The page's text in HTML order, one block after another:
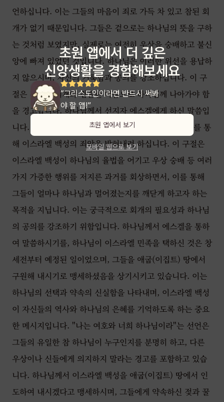
초원 앱에서 더 깊은
신앙생활을 경험해보세요
“그리스도인이라면 반드시 써봐
야 할 앱!”
초원 앱에서 보기
모바일 웹으로 보기
언하십니다. 이는 그들의 마음이 죄로 가득 차 있고 참된 회
개가 없기 때문입니다. 그들은 겉으로는 하나님의 뜻을 구하
는 것처럼 보였지만, 실제로는 여전히 우상을 숭배하고 불신
앙에 빠져 있었던 것입니다. 하나님은 이러한 위선을 용납하
지 않으시며, 자신의 거룩함과 공의를 강조하십니다. 이 구
절은 진정한 회개와 겸손한 마음으로 하나님께 나아가야 함
을 경고합니다. 하나님께서 선지자 에스겔에게 하신 말씀입
니다. 여기서 '인자'는 에스겔을 가리키며, 하나님이 그를 통
해 이스라엘 백성의 죄악을 밝혀내려 하십니다. 이 구절은
이스라엘 백성이 하나님의 율법을 어기고 우상 숭배 등 여러
가지 가증한 행위를 저지른 과거를 회상하면서, 이를 통해
그들이 얼마나 하나님과 멀어졌는지를 깨닫게 하고자 하는
목적을 지닙니다. 이는 궁극적으로 회개의 필요성과 하나님
의 공의를 강조하기 위함입니다. 하나님께서 에스겔을 통하
여 말씀하시기를, 하나님이 이스라엘 민족을 택하신 것은 창
세전부터 예정된 일이었으며, 그들을 애굽(이집트) 땅에서
구원해 내시기로 맹세하셨음을 상기시키고 있습니다. 이는
하나님의 선택과 약속의 신실함을 나타내며, 이스라엘 백성
이 자신들의 역사와 하나님의 은혜를 기억하도록 하는 중요
한 메시지입니다. "나는 여호와 너희 하나님이라"는 선언은
그들의 유일한 참 하나님이 누구인지를 분명히 하고, 다른
우상이나 신들에게 의지하지 말라는 경고를 포함하고 있습
니다. 하나님께서 이스라엘 백성을 애굽(이집트) 땅에서 인
도하여 내시겠다고 맹세하시며, 그들에게 약속하신 젖과 꿀